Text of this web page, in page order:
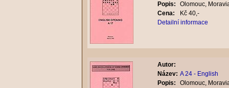
Popis:
Olomouc,
Cena:
Kč 40,-
Detailní informace
Autor:
Název: A 24 - English
Popis:
Olomouc,